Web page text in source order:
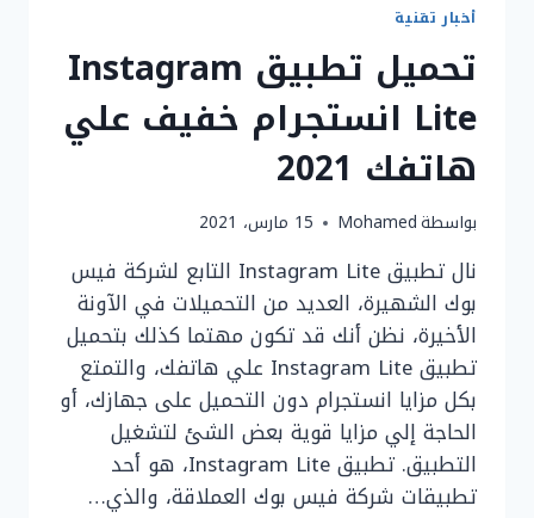
أخبار تقنية
تحميل تطبيق Instagram
Lite انستجرام خفيف علي
هاتفك 2021
بواسطةMohamed 15 مارس، 2021
نال تطبيق Instagram Lite التابع لشركة فيس
بوك الشهيرة، العديد من التحميلات في الآونة
الأخيرة، نظن أنك قد تكون مهتما كذلك بتحميل
تطبيق Instagram Lite علي هاتفك، والتمتع
بكل مزايا انستجرام دون التحميل على جهازك، أو
الحاجة إلي مزايا قوية بعض الشئ لتشغيل
التطبيق. تطبيق Instagram Lite، هو أحد
تطبيقات شركة فيس بوك العملاقة، والذي…